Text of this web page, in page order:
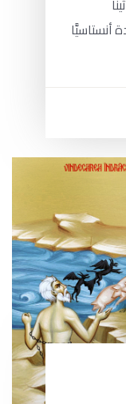
29: الشَّهيدة أنستاسيَّا